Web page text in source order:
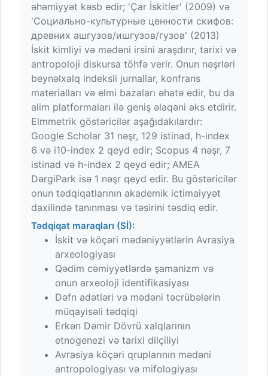
əhəmiyyət kəsb edir; 'Çar İskitler' (2009) və
'Социально-культурные ценности скифов:
древних ашгузов/ишгузов/гузов' (2013)
İskit kimliyi və mədəni irsini araşdırır, tarixi və
antropoloji diskursa töhfə verir. Onun nəşrləri
beynəlxalq indeksli jurnallar, konfrans
materialları və elmi bazaları əhatə edir, bu da
alim platformaları ilə geniş əlaqəni əks etdirir.
Elmmetrik göstəricilər aşağıdakılardır:
Google Scholar 31 nəşr, 129 istinad, h-index
6 və i10-index 2 qeyd edir; Scopus 4 nəşr, 7
istinad və h-index 2 qeyd edir; AMEA
DərgiPark isə 1 nəşr qeyd edir. Bu göstəricilər
onun tədqiqatlarının akademik ictimaiyyət
daxilində tanınması və təsirini təsdiq edir.
Tədqiqat maraqları (Sİ):
İskit və köçəri mədəniyyətlərin Avrasiya
arxeologiyası
Qədim cəmiyyətlərdə şamanizm və
onun arxeoloji identifikasiyası
Dəfn adətləri və mədəni təcrübələrin
müqayisəli tədqiqi
Erkən Dəmir Dövrü xalqlarının
etnogenezi və tarixi dilçiliyi
Avrasiya köçəri qruplarının mədəni
antropologiyası və mifologiyası